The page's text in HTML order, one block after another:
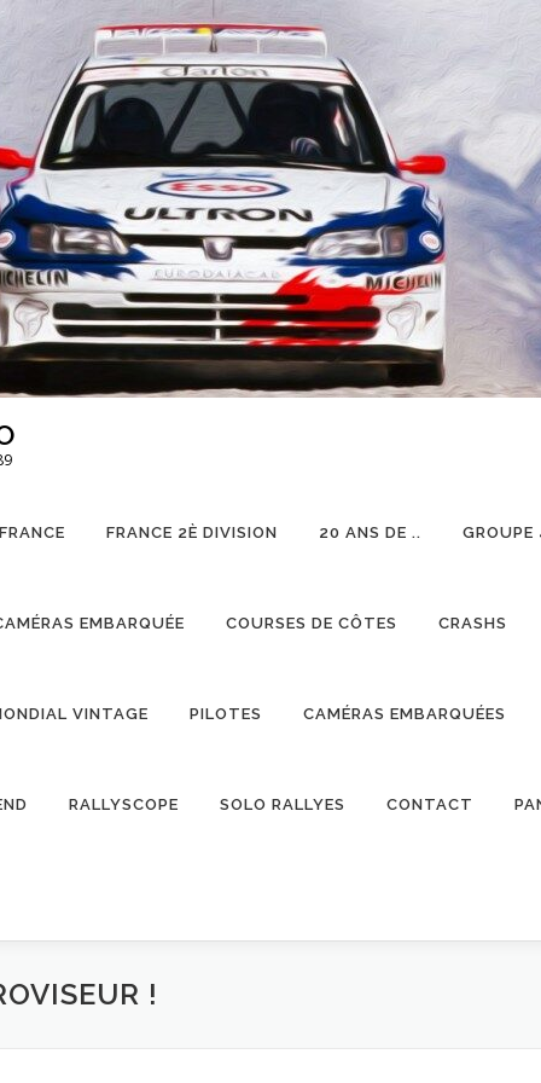
FRANCE 2È DIVISION 20 ANS DE .. GROUPE
EMBARQUÉE COURSES DE CÔTES CRASHS
VINTAGE PILOTES CAMÉRAS EMBARQUÉES
RALLYSCOPE SOLO RALLYES CONTACT
!